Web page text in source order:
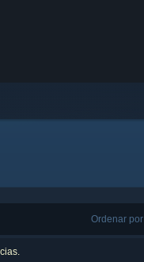
Ordenar por